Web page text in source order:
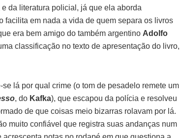
da literatura policial, já que ela aborda
facilita em nada a vida de quem separa os livros
era bem amigo do também argentino Adolfo
classificação no texto de apresentação do livro,
lá por qual crime (o tom de pesadelo remete um
, do Kafka), que escapou da polícia e resolveu
de que coisas meio bizarras rolavam por lá.
muito confiável que registra suas andanças num